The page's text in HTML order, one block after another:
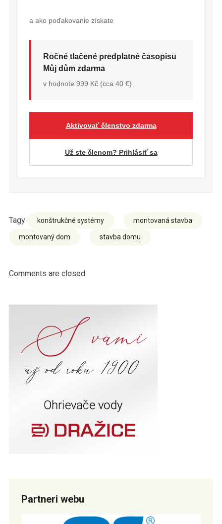
a ako poďakovanie získate
Ročné tlačené predplatné časopisu
Můj dům zdarma
v hodnote 999 Kč (cca 40 €)
Aktivovať členstvo zdarma
Už ste členom? Prihlásiť sa
Tagy konštrukčné systémy montovaná stavba
montovaný dom stavba domu
Comments are closed.
Partneri webu